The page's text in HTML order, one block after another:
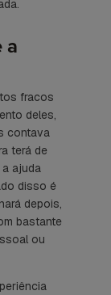
a
fracos
deles,
contava
terá de
ajuda
disso é
depois,
bastante
ou